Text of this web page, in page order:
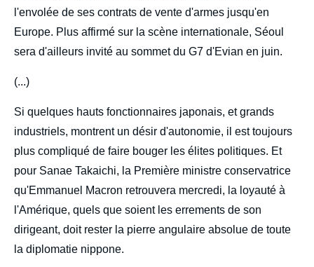
l'envolée de ses contrats de vente d'armes jusqu'en
Europe. Plus affirmé sur la scène internationale, Séoul
sera d'ailleurs invité au sommet du G7 d'Evian en juin.
(...)
Si quelques hauts fonctionnaires japonais, et grands
industriels, montrent un désir d'autonomie, il est toujours
plus compliqué de faire bouger les élites politiques. Et
pour Sanae Takaichi, la Première ministre conservatrice
qu'Emmanuel Macron retrouvera mercredi, la loyauté à
l'Amérique, quels que soient les errements de son
dirigeant, doit rester la pierre angulaire absolue de toute
la diplomatie nippone.